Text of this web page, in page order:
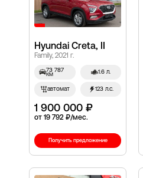
Hyundai Creta, II
Family, 2021 г.
73 787
км 1.6 л.
автомат 123 л.с.
1 900 000 ₽
от 19 792 ₽/мес.
Получить предложение